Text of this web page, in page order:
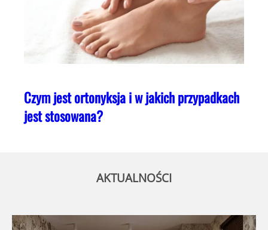
Czym jest ortonyksja i w jakich przypadkach
jest stosowana?
AKTUALNOŚCI